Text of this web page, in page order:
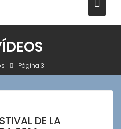
Página 3
DE LA